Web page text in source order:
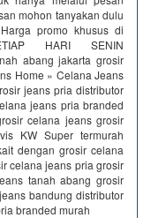
mohon tanyakan dulu
promo khusus di
HARI SENIN
abang jakarta grosir
Home » Celana Jeans
jeans pria distributor
jeans pria branded
celana jeans grosir
KW Super termurah
dengan grosir celana
celana jeans pria grosir
tanah abang grosir
bandung distributor
branded murah